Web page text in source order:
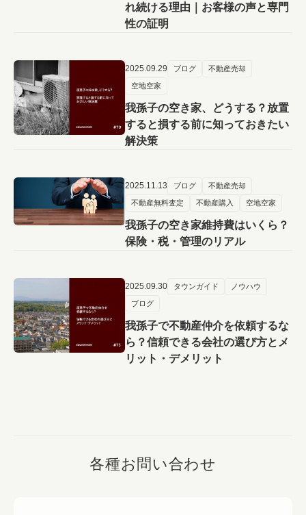
れ続ける理由｜お客様の声と専門
性の証明
2025.09.29 ブログ 不動産売却
空地空家
我孫子の空き家、どうする？放置
すると損する前に知っておきたい
解決策
2025.11.13 ブログ 不動産売却
不動産無料査定 不動産購入 空地空家
我孫子の空き家維持費はいくら？
保険・税・管理のリアル
2025.09.30 タウンガイド ノウハウ
ブログ
我孫子で不動産仲介を依頼するな
ら？信頼できる会社の選び方とメ
リット・デメリット
各種お問い合わせ